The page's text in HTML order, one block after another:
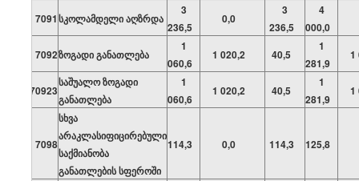
7091სკოლამდელი აღზრდა
3
236,5
0,0
3
236,5
4
000,0
7092ზოგადი განათლება
1
060,6
1 020,2 40,5
1
281,9
70923
საშუალო ზოგადი
განათლება
1
060,6
1 020,2 40,5
1
281,9
7098
სხვა
არაკლასიფიცირებული
საქმიანობა
განათლების სფეროში
114,3 0,0 114,3 125,8